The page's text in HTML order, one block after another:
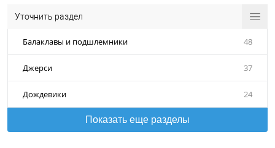
Уточнить раздел
Балаклавы и подшлемники 48
Джерси 37
Дождевики 24
Показать еще разделы